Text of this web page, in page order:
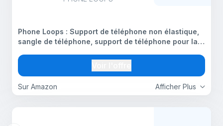
Afficher Plus
Sur Amazon
Phone Loops : Support de téléphone non élastique,
sangle de téléphone, support de téléphone pour la
Support de téléphone pour la main - Support